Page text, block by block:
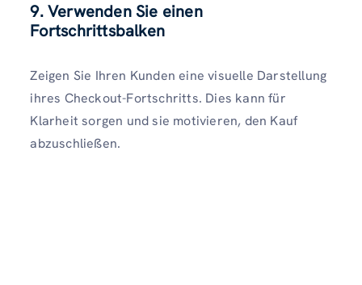
9. Verwenden Sie einen
Fortschrittsbalken
Zeigen Sie Ihren Kunden eine visuelle Darstellung
ihres Checkout-Fortschritts. Dies kann für
Klarheit sorgen und sie motivieren, den Kauf
abzuschließen.